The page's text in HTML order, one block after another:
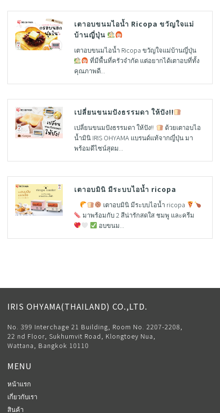
เตาอบขนมไอน้ำ Ricopa ขวัญใจแม่
บ้านญี่ปุ่น
เตาอบขนมไอน้ำ Ricopa ขวัญใจแม่บ้านญี่ปุ่น
ที่มีพื้นที่ครัวจำกัด แต่อยากได้เตาอบที่ทั้ง
คุณภาพดี...
เปลี่ยนขนมปังธรรมดา ให้ปัง!!
เปลี่ยนขนมปังธรรมดา ให้ปัง!!
ด้วยเตาอบไอ
น้ำมินิ IRIS OHYAMA แบรนด์แท้จากญี่ปุ่น มา
พร้อมดีไซน์สุดม...
เตาอบมินิ มีระบบไอน้ำ ricopa
เตาอบมินิ มีระบบไอน้ำ ricopa
มาพร้อมกับ 2 สีน่ารักสดใส ชมพู และครีม
อบขนม...
IRIS OHYAMA(THAILAND) CO.,LTD.
No. 399 Interchage 21 Building, Room No. 2207-2208,
22 nd Floor, Sukhumvit Road, Klongtoey Nua,
Wattana, Bangkok 10110
MENU
หน้าแรก
เกี่ยวกับเรา
สินค้า